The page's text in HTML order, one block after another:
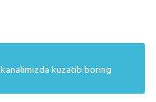
kanalimizda kuzatib boring